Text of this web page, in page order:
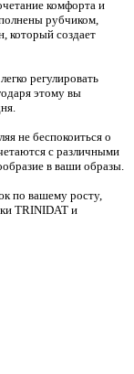
комфорта и
рубчиком,
который создает
регулировать
этому вы
не беспокоиться о
с различными
в ваши образы.
по вашему росту,
TRINIDAT и